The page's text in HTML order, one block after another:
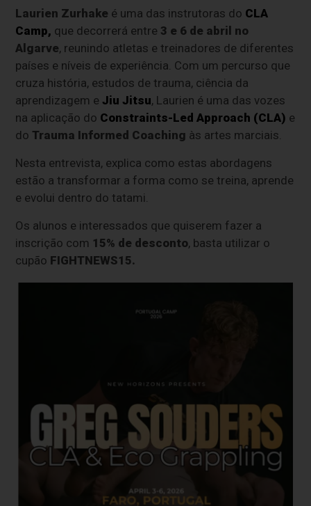
Laurien Zurhake é uma das instrutoras do CLA
Camp, que decorrerá entre 3 e 6 de abril no
Algarve, reunindo atletas e treinadores de diferentes
países e níveis de experiência. Com um percurso que
cruza história, estudos de trauma, ciência da
aprendizagem e Jiu Jitsu, Laurien é uma das vozes
na aplicação do Constraints-Led Approach (CLA) e
do Trauma Informed Coaching às artes marciais.
Nesta entrevista, explica como estas abordagens
estão a transformar a forma como se treina, aprende
e evolui dentro do tatami.
Os alunos e interessados que quiserem fazer a
inscrição com 15% de desconto, basta utilizar o
cupão FIGHTNEWS15.